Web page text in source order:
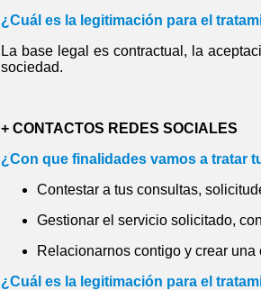
¿Cuál es la legitimación para el
La base legal es contractual, la
sociedad.
+ CONTACTOS REDES SOCIALES
¿Con que finalidades vamos a tratar
Contestar a tus consultas,
Gestionar el servicio solicitado,
Relacionarnos contigo y crear
¿Cuál es la legitimación para el